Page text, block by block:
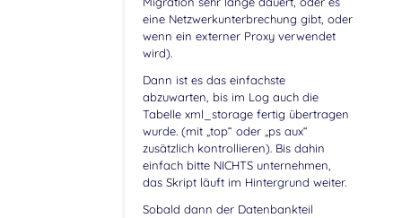
eine Netzwerkunterbrechung gibt, oder
wenn ein externer Proxy verwendet
wird).
Dann ist es das einfachste
abzuwarten, bis im Log auch die
Tabelle xml_storage fertig übertragen
wurde. (mit „top“ oder „ps aux“
zusätzlich kontrollieren). Bis dahin
einfach bitte NICHTS unternehmen,
das Skript läuft im Hintergrund weiter.
Sobald dann der Datenbankteil